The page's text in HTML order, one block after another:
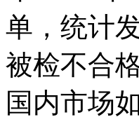
单，统计
被检不合
国内市场